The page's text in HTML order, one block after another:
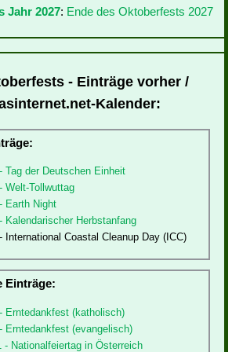
Jahr 2027: Ende des Oktoberfests 2027
- Einträge vorher /
Kalender:
Tag der Deutschen Einheit
Welt-Tollwuttag
Earth Night
Kalendarischer Herbstanfang
International Coastal Cleanup Day (ICC)
Einträge:
Erntedankfest (katholisch)
Erntedankfest (evangelisch)
- Nationalfeiertag in Österreich